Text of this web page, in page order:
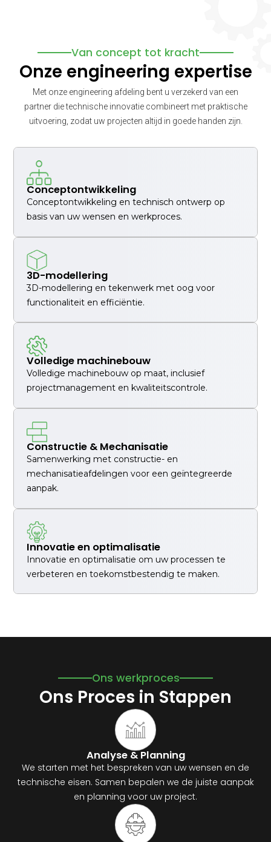
Van concept tot kracht
Onze engineering expertise
Met onze engineering afdeling bent u verzekerd van een
partner die technische innovatie combineert met praktische
uitvoering, zodat uw projecten altijd in goede handen zijn.
Conceptontwikkeling
Conceptontwikkeling en technisch ontwerp op
basis van uw wensen en werkproces.
3D-modellering
3D-modellering en tekenwerk met oog voor
functionaliteit en efficiëntie.
Volledige machinebouw
Volledige machinebouw op maat, inclusief
projectmanagement en kwaliteitscontrole.
Constructie & Mechanisatie
Samenwerking met constructie- en
mechanisatieafdelingen voor een geïntegreerde
aanpak.
Innovatie en optimalisatie
Innovatie en optimalisatie om uw processen te
verbeteren en toekomstbestendig te maken.
Ons werkproces
Ons Proces in Stappen
Analyse & Planning
We starten met het bespreken van uw wensen en de
technische eisen. Samen bepalen we de juiste aanpak
en planning voor uw project.